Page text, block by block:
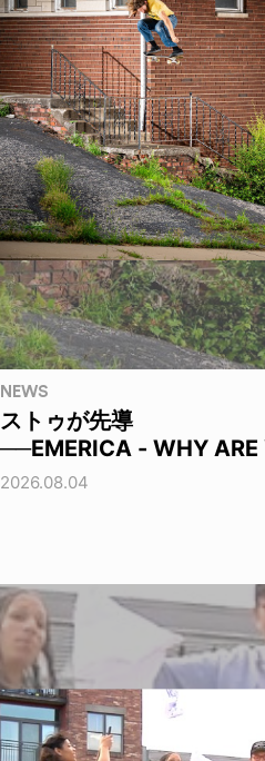
NEWS
ストゥが先導
──EMERICA - WHY ARE
2026.08.04